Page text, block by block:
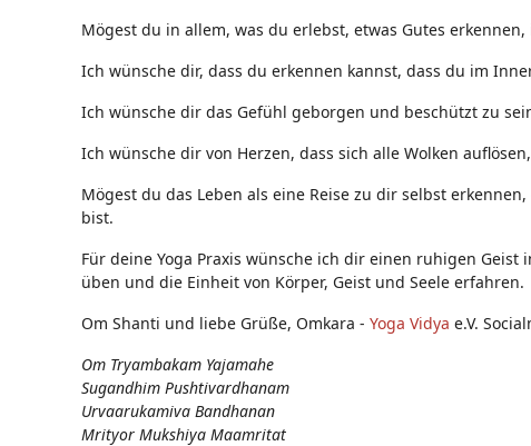
Mögest du in allem, was du erlebst, etwas Gutes
Ich wünsche dir, dass du erkennen kannst, dass du im
Ich wünsche dir das Gefühl geborgen und beschützt zu
Ich wünsche dir von Herzen, dass sich alle Wolken
Mögest du das Leben als eine Reise zu dir selbst
bist.
Für deine Yoga Praxis wünsche ich dir einen ruhigen Geist
üben und die Einheit von Körper, Geist und Seele erfahren.
Om Shanti und liebe Grüße, Omkara - Yoga Vidya e.V.
Om Tryambakam Yajamahe
Sugandhim Pushtivardhanam
Urvaarukamiva Bandhanan
Mrityor Mukshiya Maamritat